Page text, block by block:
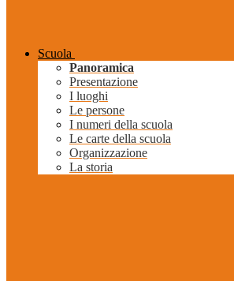
Scuola
Panoramica
Presentazione
I luoghi
Le persone
I numeri della scuola
Le carte della scuola
Organizzazione
La storia